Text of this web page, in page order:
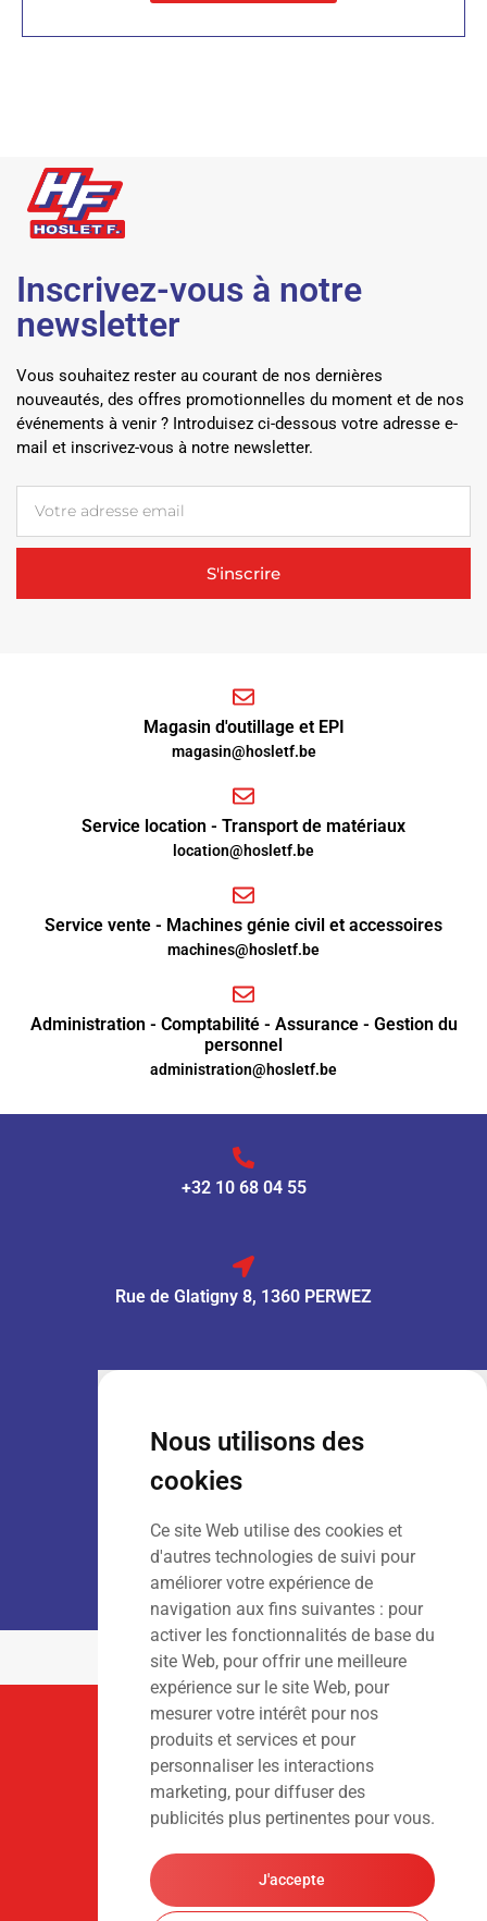
Nous utilisons des
cookies
Ce site Web utilise des cookies et
d'autres technologies de suivi pour
améliorer votre expérience de
navigation aux fins suivantes : pour
activer les fonctionnalités de base du
site Web, pour offrir une meilleure
expérience sur le site Web, pour
mesurer votre intérêt pour nos
produits et services et pour
personnaliser les interactions
marketing, pour diffuser des
publicités plus pertinentes pour vous.
J'accepte
Inscrivez-vous à notre
newsletter
Vous souhaitez rester au courant de nos dernières
nouveautés, des offres promotionnelles du moment et de nos
événements à venir ? Introduisez ci-dessous votre adresse e-
mail et inscrivez-vous à notre newsletter.
S'inscrire
Magasin d'outillage et EPI
magasin@hosletf.be
Service location - Transport de matériaux
location@hosletf.be
Service vente - Machines génie civil et accessoires
machines@hosletf.be
Administration - Comptabilité - Assurance - Gestion du
personnel
administration@hosletf.be
+32 10 68 04 55
Rue de Glatigny 8, 1360 PERWEZ
: 9h00 – 13h00
Dim: Fermé
LOCATION :
Lun – Ven: 7h00 – 18h00
Sam – Dim
: Fermé
Suivez-Nous